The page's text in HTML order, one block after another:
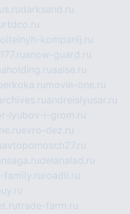
darksand.ru
rtdco.ru
kompanij.ru
snow-guard.ru
aalse.ru
movie-one.ru
andreislyusar.ru
lyubov-i-grom.ru
evro-dez.ru
avtopomosch27.ru
delanalad.ru
family.ru roadli.ru
trade-farm.ru